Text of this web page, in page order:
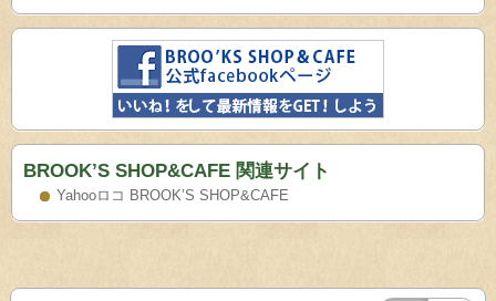
BROOK’S SHOP&CAFE 関連サイト
Yahooロコ BROOK’S SHOP&CAFE